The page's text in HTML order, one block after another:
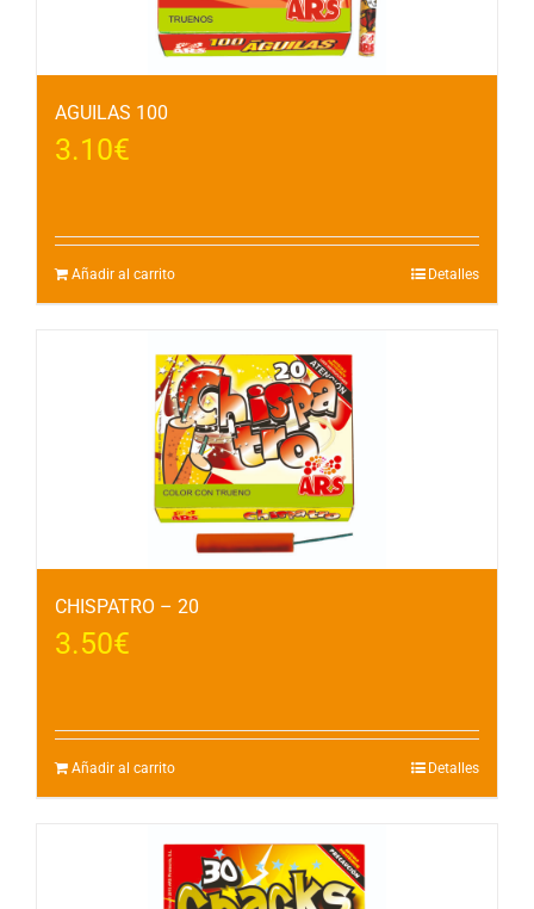
AGUILAS 100
3.10€
Añadir al carrito Detalles
CHISPATRO – 20
3.50€
Añadir al carrito Detalles